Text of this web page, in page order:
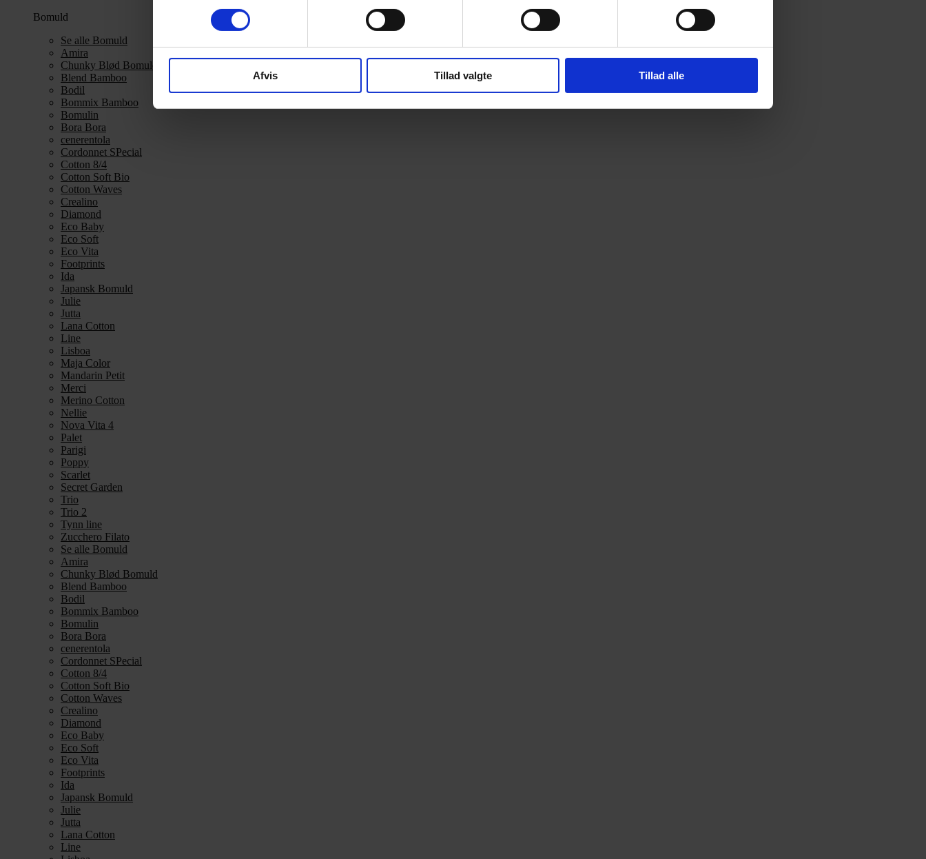
Afvis Tillad valgte Tillad alle
Bomuld
Se alle Bomuld
Amira
Chunky Blød Bomuld
Blend Bamboo
Bodil
Bommix Bamboo
Bomulin
Bora Bora
cenerentola
Cordonnet SPecial
Cotton 8/4
Cotton Soft Bio
Cotton Waves
Crealino
Diamond
Eco Baby
Eco Soft
Eco Vita
Footprints
Ida
Japansk Bomuld
Julie
Jutta
Lana Cotton
Line
Lisboa
Maja Color
Mandarin Petit
Merci
Merino Cotton
Nellie
Nova Vita 4
Palet
Parigi
Poppy
Scarlet
Secret Garden
Trio
Trio 2
Tynn line
Zucchero Filato
Se alle Bomuld
Amira
Chunky Blød Bomuld
Blend Bamboo
Bodil
Bommix Bamboo
Bomulin
Bora Bora
cenerentola
Cordonnet SPecial
Cotton 8/4
Cotton Soft Bio
Cotton Waves
Crealino
Diamond
Eco Baby
Eco Soft
Eco Vita
Footprints
Ida
Japansk Bomuld
Julie
Jutta
Lana Cotton
Line